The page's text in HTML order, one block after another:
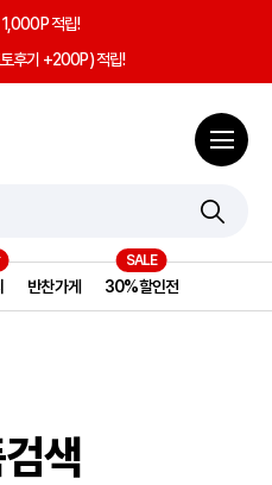
적립!
후기 +200P) 적립!
반찬가게 30%할인전
색